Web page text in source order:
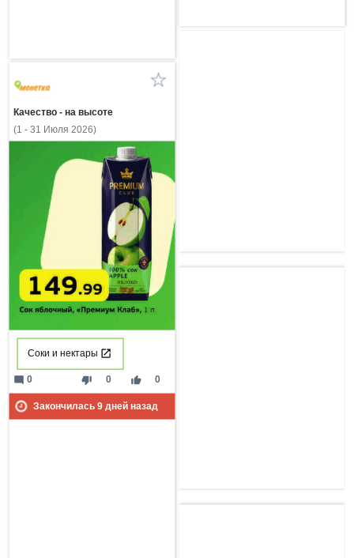
Качество - на высоте
(1 - 31 Июля 2026)
Соки и нектары
thumb_down 0 thumb_up 0
mode_comment 0
Закончилась 9дней назад